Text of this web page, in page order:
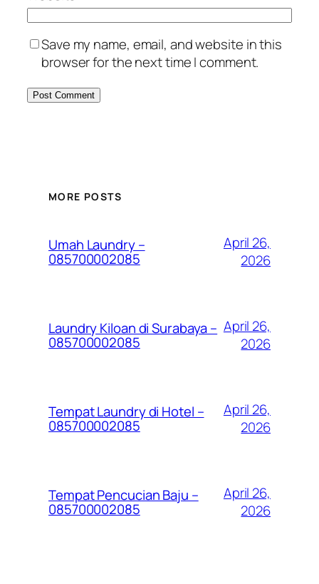
Save my name, email, and website in this
browser for the next time I comment.
MORE POSTS
Umah Laundry –
085700002085
April 26,
2026
Laundry Kiloan di Surabaya –
085700002085
April 26,
2026
Tempat Laundry di Hotel –
085700002085
April 26,
2026
Tempat Pencucian Baju –
085700002085
April 26,
2026